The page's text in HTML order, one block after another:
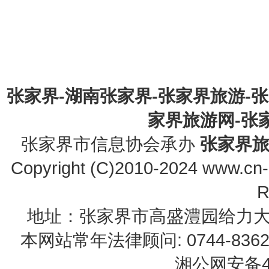
张家界-湖南张家界-张家界旅游-
家界旅游网-张
张家界市信息协会承办 张家界
Copyright (C)2010-2024
地址：张家界市高盛澧园给力
本网站常年法律顾问: 0744-
湘公网安备